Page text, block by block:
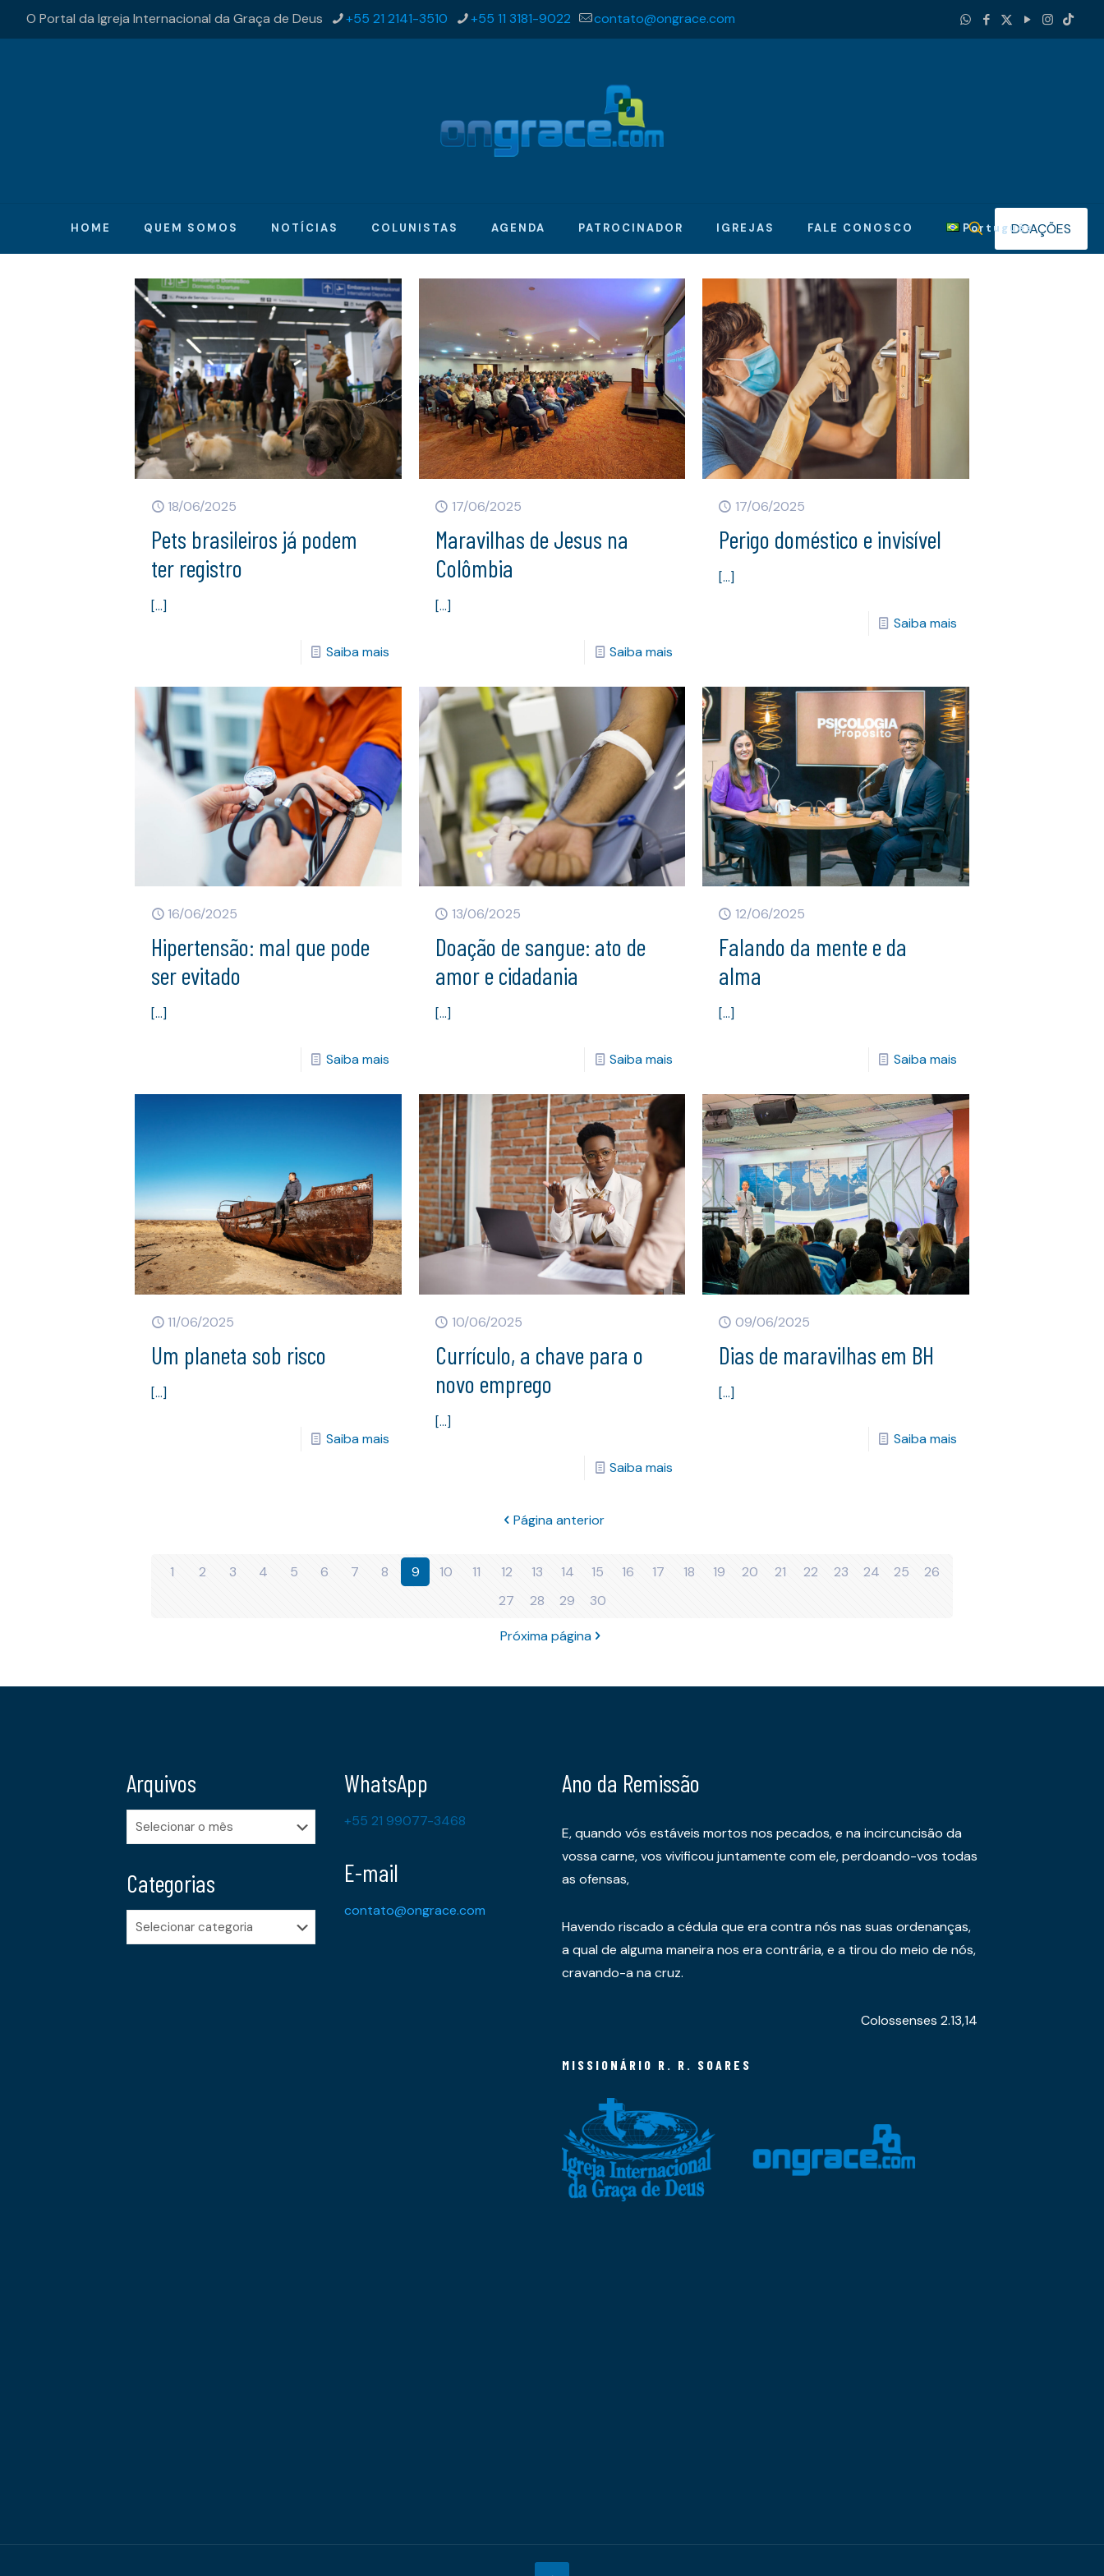
O Portal da Igreja Internacional da Graça de Deus +55 21 2141-3510 +55 11 3181-9022 contato@ongrace.com
HOME QUEM SOMOS NOTÍCIAS COLUNISTAS AGENDA PATROCINADOR IGREJAS FALE CONOSCO PortuguêsDOAÇÕES
18/06/2025
Pets brasileiros já podem
ter registro
[…]
Saiba mais
17/06/2025
Maravilhas de Jesus na
Colômbia
[…]
Saiba mais
17/06/2025
Perigo doméstico e invisível
[…]
Saiba mais
16/06/2025
Hipertensão: mal que pode
ser evitado
[…]
Saiba mais
13/06/2025
Doação de sangue: ato de
amor e cidadania
[…]
Saiba mais
12/06/2025
Falando da mente e da
alma
[…]
Saiba mais
11/06/2025
Um planeta sob risco
[…]
Saiba mais
10/06/2025
Currículo, a chave para o
novo emprego
[…]
Saiba mais
09/06/2025
Dias de maravilhas em BH
[…]
Saiba mais
Página anterior
1 2 3 4 5 6 7 8 9 10 11 12 13 14 15 16 17 18 19 20 21 22 23 24 25
26
27
28 29 30
Próxima página
Arquivos
Arquivos
Categorias
Categorias
WhatsApp
+55 21 99077-3468
E-mail
contato@ongrace.com
Ano da Remissão
E, quando vós estáveis mortos nos pecados, e na incircuncisão da
vossa carne, vos vivificou juntamente com ele, perdoando-vos todas
as ofensas,
Havendo riscado a cédula que era contra nós nas suas ordenanças,
a qual de alguma maneira nos era contrária, e a tirou do meio de nós,
cravando-a na cruz.
Colossenses 2.13,14
MISSIONÁRIO R. R. SOARES